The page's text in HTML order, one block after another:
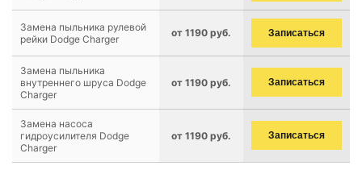
Замена пыльника рулевой
рейки Dodge Charger
от 1190 руб. Записаться
Замена пыльника
внутреннего шруса Dodge
Charger
от 1190 руб. Записаться
Замена насоса
гидроусилителя Dodge
Charger
от 1190 руб. Записаться